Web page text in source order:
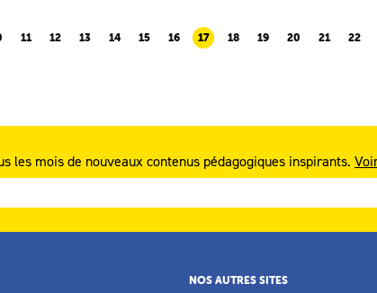
11 12 13 14 15 16 17 18 19 20 21 22
les mois de nouveaux contenus pédagogiques inspirants.
NOS AUTRES SITES